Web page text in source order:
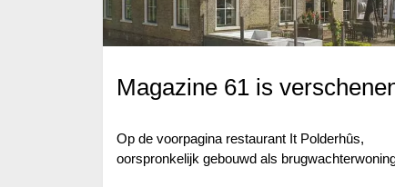
Magazine 61 is
Op de voorpagina restaurant It Polderhûs,
oorspronkelijk gebouwd als